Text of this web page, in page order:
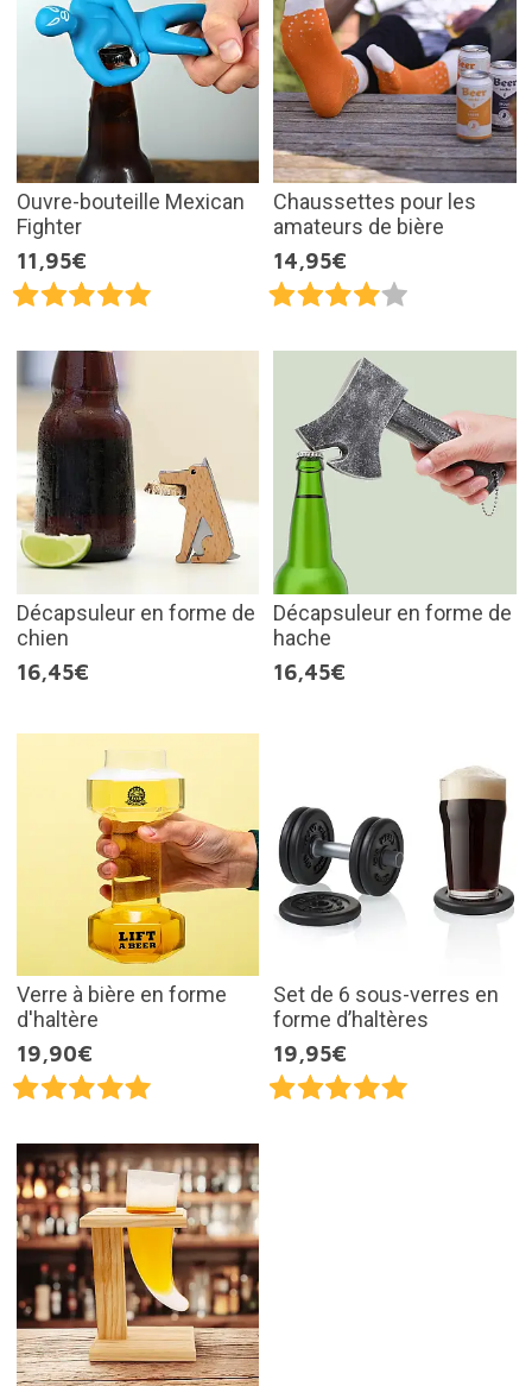
Ouvre-bouteille Mexican
Fighter
11,95€
Chaussettes pour les
amateurs de bière
14,95€
Décapsuleur en forme de
chien
16,45€
Décapsuleur en forme de
hache
16,45€
Verre à bière en forme
d'haltère
19,90€
Set de 6 sous-verres en
forme d’haltères
19,95€